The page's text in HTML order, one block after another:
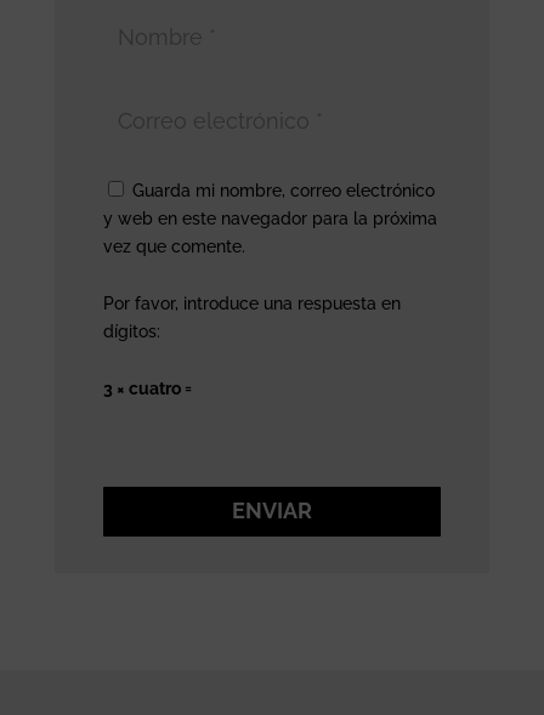
Guarda mi nombre, correo electrónico
y web en este navegador para la próxima
vez que comente.
Por favor, introduce una respuesta en
dígitos:
3 × cuatro =
ENVIAR